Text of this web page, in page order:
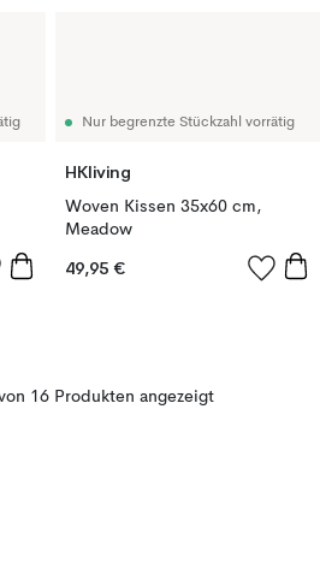
Nur begrenzte Stückzahl vorrätig
HKliving
Woven Kissen 35x60 cm,
Meadow
49,95 €
16 Produkten angezeigt